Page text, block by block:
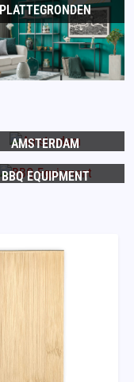
PLATTEGRONDEN
AMSTERDAM
BBQ EQUIPMENT